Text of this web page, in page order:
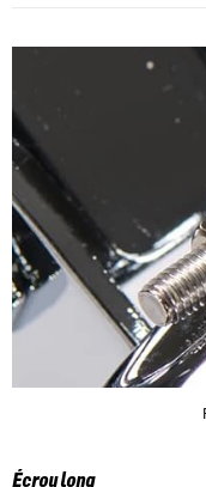
Écrou long